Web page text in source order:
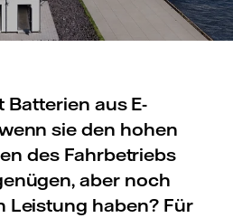
Batterien aus E-
sie den hohen
des Fahrbetriebs
aber noch
Leistung haben? Für